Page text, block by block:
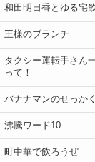
和田明日香とゆる宅
王様のブランチ
タクシー運転手さん
って！
バナナマンのせっか
沸騰ワード10
町中華で飲ろうぜ